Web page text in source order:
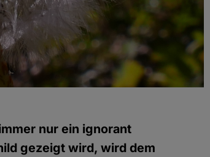
nur ein ignorant
gezeigt wird, wird dem